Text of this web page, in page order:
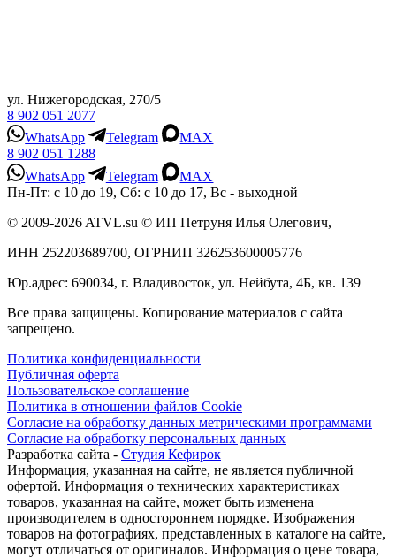
ул. Нижегородская, 270/5
8 902 051 2077
WhatsApp
Telegram
MAX
8 902 051 1288
WhatsApp
Telegram
MAX
Пн-Пт: с 10 до 19, Сб: с 10 до 17, Вс - выходной
© 2009-2026 ATVL.su © ИП Петруня Илья Олегович,
ИНН 252203689700, ОГРНИП 326253600005776
Юр.адрес: 690034, г. Владивосток, ул. Нейбута, 4Б, кв. 139
Все права защищены. Копирование материалов с сайта
запрещено.
Политика конфиденциальности
Публичная оферта
Пользовательское соглашение
Политика в отношении файлов Cookie
Согласие на обработку данных метрическими программами
Согласие на обработку персональных данных
Разработка сайта - Студия Кефирок
Информация, указанная на сайте, не является публичной
офертой. Информация о технических характеристиках
товаров, указанная на сайте, может быть изменена
производителем в одностороннем порядке. Изображения
товаров на фотографиях, представленных в каталоге на сайте,
могут отличаться от оригиналов. Информация о цене товара,